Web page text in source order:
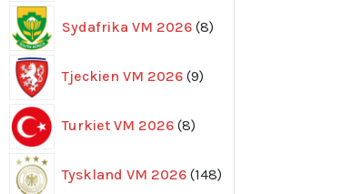
Sydafrika VM 2026 8
produkter
Tjeckien VM 2026 9
produkter
Turkiet VM 2026 8
produkter
Tyskland VM 2026 148
produkter